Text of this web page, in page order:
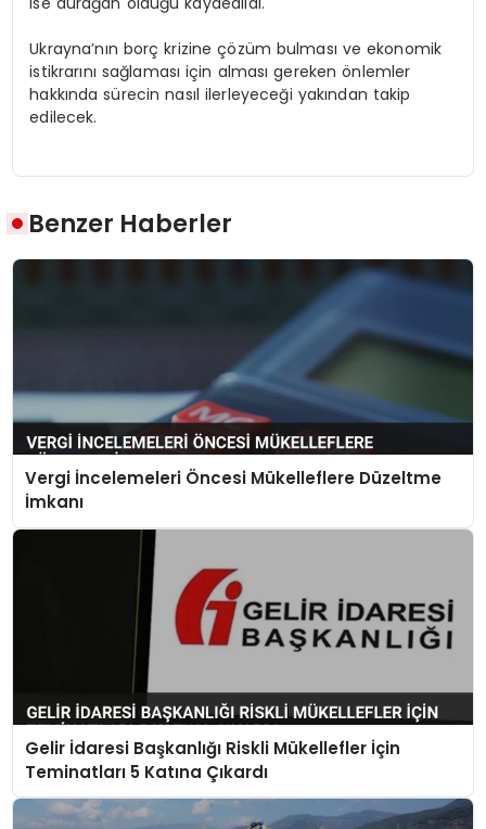
Ukrayna’nın borç krizine çözüm bulması ve ekonomik
istikrarını sağlaması için alması gereken önlemler
hakkında sürecin nasıl ilerleyeceği yakından takip
edilecek.
Benzer Haberler
Vergi İncelemeleri Öncesi Mükelleflere Düzeltme
İmkanı
Gelir İdaresi Başkanlığı Riskli Mükellefler İçin
Teminatları 5 Katına Çıkardı